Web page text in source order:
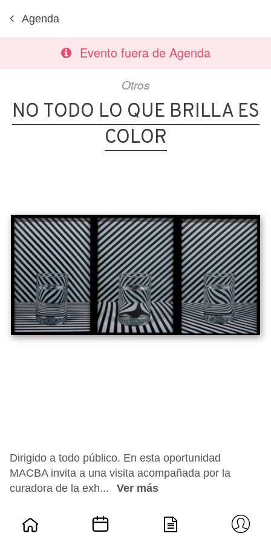
Agenda
Evento fuera de Agenda
Otros
NO TODO LO QUE BRILLA ES
COLOR
Dirigido a todo público. En esta oportunidad
MACBA invita a una visita acompañada por la
curadora de la exh...
Ver más